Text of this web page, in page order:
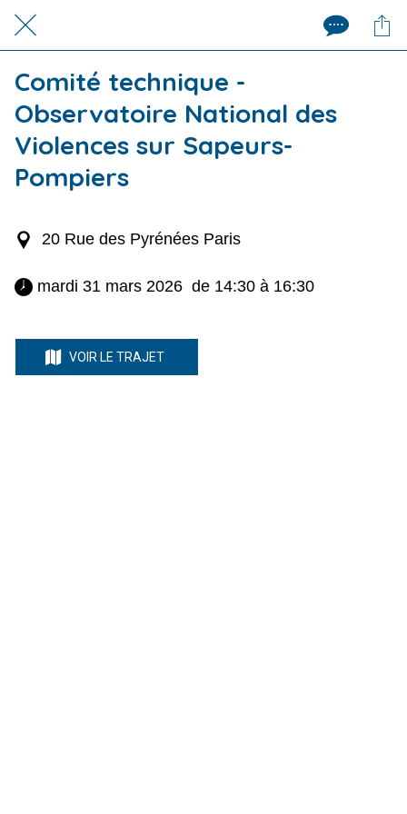
Comité technique -
Observatoire National des
Violences sur Sapeurs-
Pompiers
20 Rue des Pyrénées Paris
mardi 31 mars 2026  de 14:30 à 16:30
VOIR LE TRAJET